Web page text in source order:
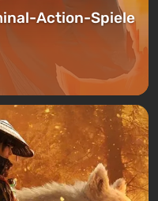
Action-Spiele